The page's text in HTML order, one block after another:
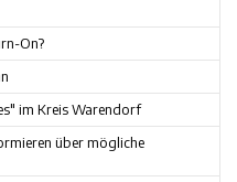
On?
im Kreis Warendorf
über mögliche